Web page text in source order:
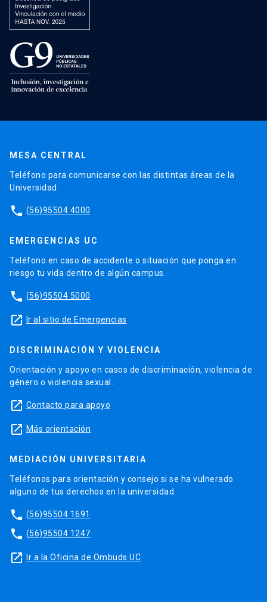
MESA CENTRAL
Teléfono para comunicarse con las distintas áreas de la
Universidad.
phone (56)95504 4000
EMERGENCIAS UC
Teléfono en caso de accidente o situación que ponga en
riesgo tu vida dentro de algún campus.
phone (56)95504 5000
launch Ir al sitio de Emergencias
DISCRIMINACIÓN Y VIOLENCIA
Orientación y apoyo en casos de discriminación, violencia de
género o violencia sexual.
launch Contacto para apoyo
launch Más orientación
MEDIACIÓN UNIVERSITARIA
Teléfonos para orientación y consejo si se ha vulnerado
alguno de tus derechos en la universidad.
phone (56)95504 1691
phone (56)95504 1247
launch Ir a la Oficina de Ombuds UC